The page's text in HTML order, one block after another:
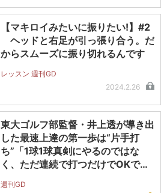
【マキロイみたいに振りたい!】#2
ヘッドと右足が引っ張り合う。だ
からスムーズに振り切れるんです
レッスン 週刊GD
2024.2.26
東大ゴルフ部監督・井上透が導き出
した最速上達の第一歩は“片手打
ち”「1球1球真剣にやるのではな
く、ただ連続で打つだけでOKで
週刊GD